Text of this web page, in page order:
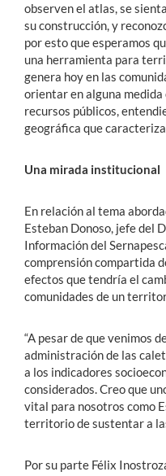
observen el atlas, se
su construcción, y
por esto que esperamos
una herramienta para
genera hoy en las
orientar en alguna medida
recursos públicos,
geográfica que
Una mirada institucional
En relación al tema
Esteban Donoso, jefe del
Información del
comprensión compartida
efectos que tendría el
comunidades de un
“A pesar de que venimos
administración de las
a los indicadores
considerados. Creo que
vital para nosotros como
territorio de sustentar a
Por su parte Félix